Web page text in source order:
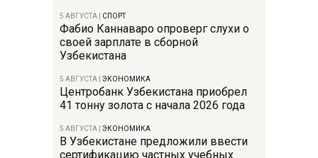
5 АВГУСТА СПОРТ
Фабио Каннаваро опроверг слухи о
своей зарплате в сборной
Узбекистана
5 АВГУСТА ЭКОНОМИКА
Центробанк Узбекистана приобрел
41 тонну золота с начала 2026 года
5 АВГУСТА ЭКОНОМИКА
В Узбекистане предложили ввести
сертификацию частных учебных